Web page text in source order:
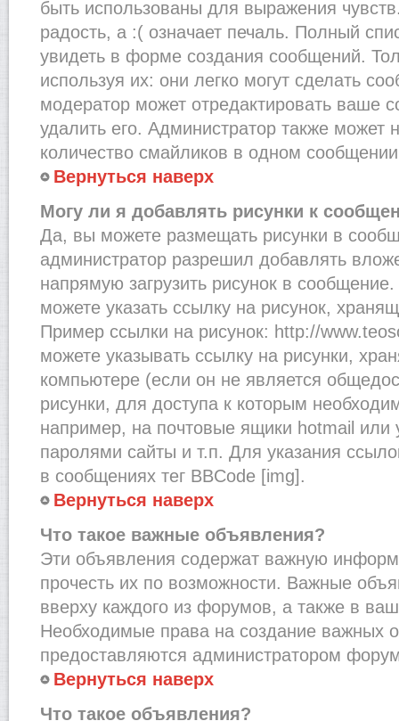
быть использованы для выражения
радость, а :( означает печаль. Полный
увидеть в форме создания сообщений.
используя их: они легко могут сделать
модератор может отредактировать ваше
удалить его. Администратор также может
количество смайликов в одном
Вернуться наверх
Могу ли я добавлять рисунки к
Да, вы можете размещать рисунки в
администратор разрешил добавлять
напрямую загрузить рисунок в
можете указать ссылку на рисунок,
Пример ссылки на рисунок: http://
можете указывать ссылку на рисунки,
компьютере (если он не является
рисунки, для доступа к которым
например, на почтовые ящики hotmail
паролями сайты и т.п. Для указания
в сообщениях тег BBCode [img].
Вернуться наверх
Что такое важные объявления?
Эти объявления содержат важную
прочесть их по возможности. Важные
вверху каждого из форумов, а также в
Необходимые права на создание важных
предоставляются администратором
Вернуться наверх
Что такое объявления?